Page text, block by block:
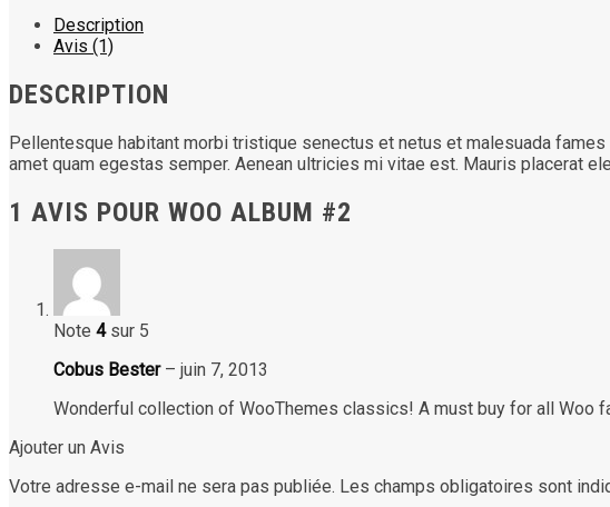
Description
Avis (1)
DESCRIPTION
Pellentesque habitant morbi tristique senectus et netus et malesuada
amet quam egestas semper. Aenean ultricies mi vitae est. Mauris placerat
1 AVIS POUR WOO ALBUM #2
Note 4sur 5
Cobus Bester – juin 7, 2013
Wonderful collection of WooThemes classics! A must buy for all Woo
Ajouter un Avis
Votre adresse e-mail ne sera pas publiée. Les champs obligatoires sont